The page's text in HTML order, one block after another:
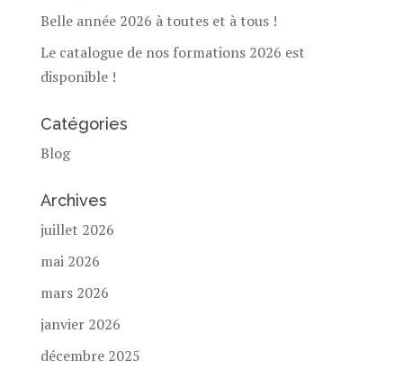
Belle année 2026 à toutes et à tous !
Le catalogue de nos formations 2026 est
disponible !
Catégories
Blog
Archives
juillet 2026
mai 2026
mars 2026
janvier 2026
décembre 2025